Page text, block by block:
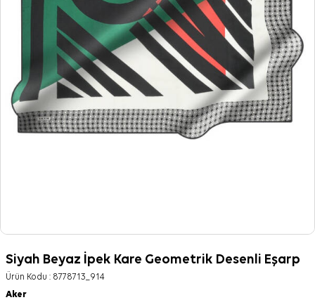
Siyah Beyaz İpek Kare Geometrik Desenli Eşarp
Ürün Kodu : 8778713_914
Aker